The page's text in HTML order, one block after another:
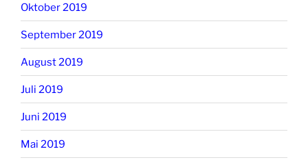
Oktober 2019
September 2019
August 2019
Juli 2019
Juni 2019
Mai 2019